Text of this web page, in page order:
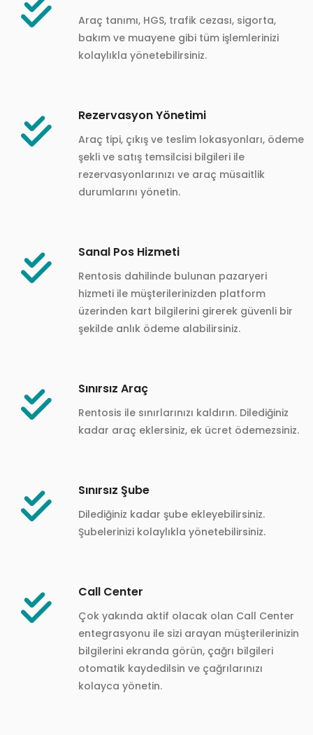
Araç tanımı, HGS, trafik cezası, sigorta,
bakım ve muayene gibi tüm işlemlerinizi
kolaylıkla yönetebilirsiniz.
Rezervasyon Yönetimi
Araç tipi, çıkış ve teslim lokasyonları, ödeme
şekli ve satış temsilcisi bilgileri ile
rezervasyonlarınızı ve araç müsaitlik
durumlarını yönetin.
Sanal Pos Hizmeti
Rentosis dahilinde bulunan pazaryeri
hizmeti ile müşterilerinizden platform
üzerinden kart bilgilerini girerek güvenli bir
şekilde anlık ödeme alabilirsiniz.
Sınırsız Araç
Rentosis ile sınırlarınızı kaldırın. Dilediğiniz
kadar araç eklersiniz, ek ücret ödemezsiniz.
Sınırsız Şube
Dilediğiniz kadar şube ekleyebilirsiniz.
Şubelerinizi kolaylıkla yönetebilirsiniz.
Call Center
Çok yakında aktif olacak olan Call Center
entegrasyonu ile sizi arayan müşterilerinizin
bilgilerini ekranda görün, çağrı bilgileri
otomatik kaydedilsin ve çağrılarınızı
kolayca yönetin.